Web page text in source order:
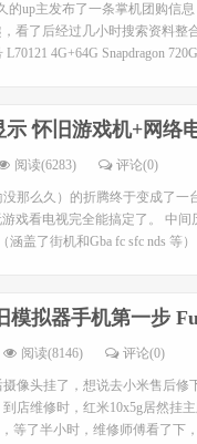
的up主发布了一条掌机团购信
看了后经过几小时搜索资料
4G+64G Snapdragon
示 怀旧游戏机+网络
阅读(6283) 评论(0)
那么久）的折腾终于变成了
戏看电视完全能搞定了。 中
盖了街机和Gba fc sfc nds 等）
模拟器手机第一步
阅读(8146) 评论(0)
像头挂了，想说去小米售后修
店维修时，红米10x5g居然挂
等了半小时，维修师傅看了下